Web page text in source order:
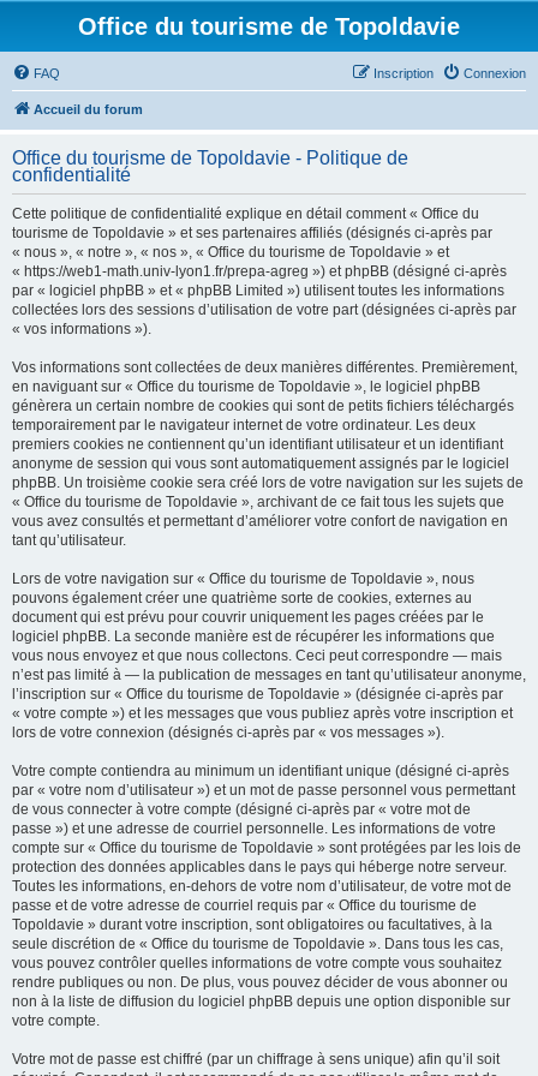
Office du tourisme de Topoldavie
FAQ Connexion
Inscription
Accueil du forum
Office du tourisme de Topoldavie - Politique de
confidentialité
Cette politique de confidentialité explique en détail comment « Office du
tourisme de Topoldavie » et ses partenaires affiliés (désignés ci-après par
« nous », « notre », « nos », « Office du tourisme de Topoldavie » et
« https://web1-math.univ-lyon1.fr/prepa-agreg ») et phpBB (désigné ci-après
par « logiciel phpBB » et « phpBB Limited ») utilisent toutes les informations
collectées lors des sessions d’utilisation de votre part (désignées ci-après par
« vos informations »).
Vos informations sont collectées de deux manières différentes. Premièrement,
en naviguant sur « Office du tourisme de Topoldavie », le logiciel phpBB
génèrera un certain nombre de cookies qui sont de petits fichiers téléchargés
temporairement par le navigateur internet de votre ordinateur. Les deux
premiers cookies ne contiennent qu’un identifiant utilisateur et un identifiant
anonyme de session qui vous sont automatiquement assignés par le logiciel
phpBB. Un troisième cookie sera créé lors de votre navigation sur les sujets de
« Office du tourisme de Topoldavie », archivant de ce fait tous les sujets que
vous avez consultés et permettant d’améliorer votre confort de navigation en
tant qu’utilisateur.
Lors de votre navigation sur « Office du tourisme de Topoldavie », nous
pouvons également créer une quatrième sorte de cookies, externes au
document qui est prévu pour couvrir uniquement les pages créées par le
logiciel phpBB. La seconde manière est de récupérer les informations que
vous nous envoyez et que nous collectons. Ceci peut correspondre — mais
n’est pas limité à — la publication de messages en tant qu’utilisateur anonyme,
l’inscription sur « Office du tourisme de Topoldavie » (désignée ci-après par
« votre compte ») et les messages que vous publiez après votre inscription et
lors de votre connexion (désignés ci-après par « vos messages »).
Votre compte contiendra au minimum un identifiant unique (désigné ci-après
par « votre nom d’utilisateur ») et un mot de passe personnel vous permettant
de vous connecter à votre compte (désigné ci-après par « votre mot de
passe ») et une adresse de courriel personnelle. Les informations de votre
compte sur « Office du tourisme de Topoldavie » sont protégées par les lois de
protection des données applicables dans le pays qui héberge notre serveur.
Toutes les informations, en-dehors de votre nom d’utilisateur, de votre mot de
passe et de votre adresse de courriel requis par « Office du tourisme de
Topoldavie » durant votre inscription, sont obligatoires ou facultatives, à la
seule discrétion de « Office du tourisme de Topoldavie ». Dans tous les cas,
vous pouvez contrôler quelles informations de votre compte vous souhaitez
rendre publiques ou non. De plus, vous pouvez décider de vous abonner ou
non à la liste de diffusion du logiciel phpBB depuis une option disponible sur
votre compte.
Votre mot de passe est chiffré (par un chiffrage à sens unique) afin qu’il soit